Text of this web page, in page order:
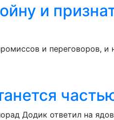
и
и переговоров,
Додик ответил на